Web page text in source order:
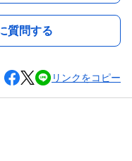
質問する
リンクをコピー